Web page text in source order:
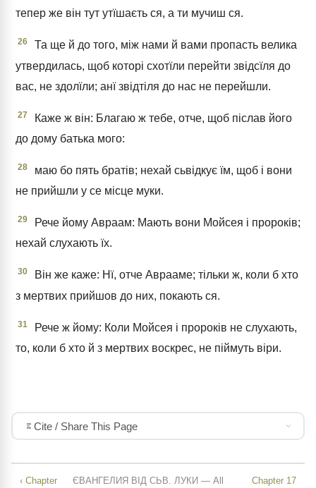
тепер же він тут утїшаєть ся, а ти мучиш ся.
26
Та ще й до того, між нами й вами пропасть велика
утвердилась, щоб которі схотїли перейти звідсїля до
вас, не здолїли; анї звідтіля до нас не перейшли.
27
Каже ж він: Благаю ж тебе, отче, щоб післав його
до дому батька мого:
28
маю бо пять братів; нехай сьвідкує їм, щоб і вони
не прийшли у се місце муки.
29
Рече йому Авраам: Мають вони Мойсея і пророків;
нехай слухають їх.
30
Він же каже: Нї, отче Аврааме; тільки ж, коли б хто
з мертвих прийшов до них, покають ся.
31
Рече ж йому: Коли Мойсея і пророків не слухають,
то, коли б хто й з мертвих воскрес, не піймуть віри.
Cite / Share This Page
‹ Chapter
ЄВАНГЕЛИЯ ВІД СЬВ. ЛУКИ — All
Chapter 17